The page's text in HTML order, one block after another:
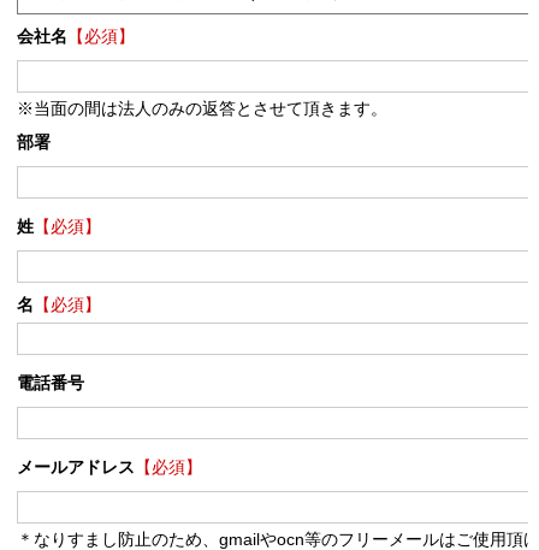
会社名 【必須】
※当面の間は法人のみの返答とさせて頂きます。
部署
姓【必須】
名 【必須】
電話番号
メールアドレス 【必須】
＊なりすまし防止のため、gmailやocn等のフリーメールはご使用頂